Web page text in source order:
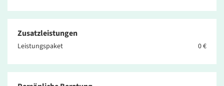
Zusatzleistungen
Leistungspaket 0 €